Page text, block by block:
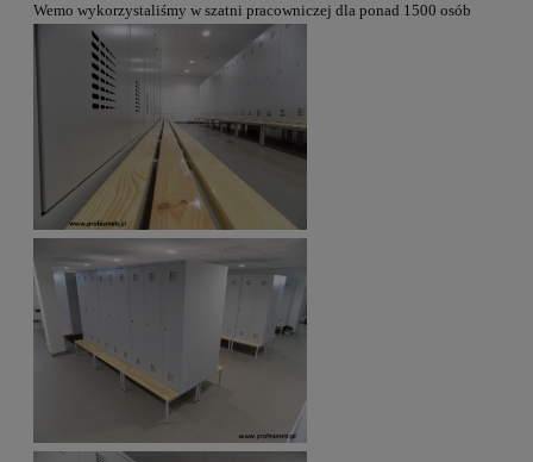
Wemo wykorzystaliśmy w szatni pracowniczej dla ponad 1500 osób